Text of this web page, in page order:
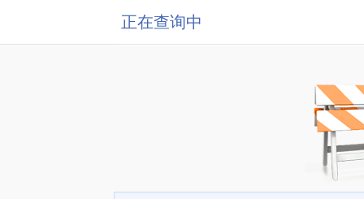
正在查询中